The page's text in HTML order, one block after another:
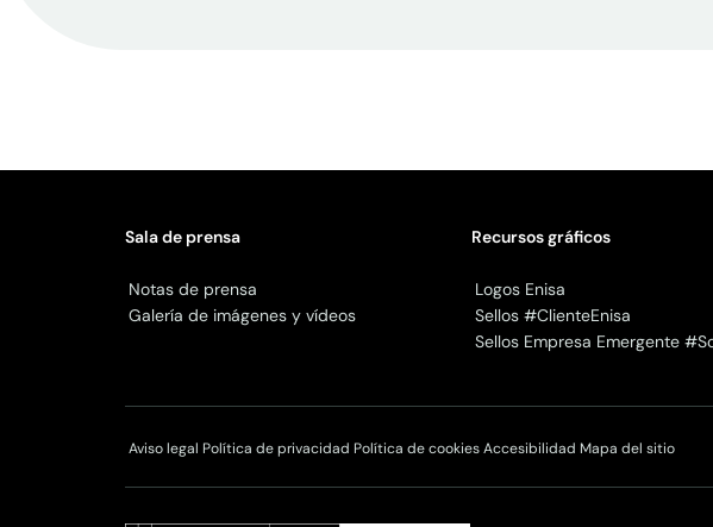
Sala de prensa
Notas de prensa
Galería de imágenes y vídeos
Recursos gráficos
Logos Enisa
Sellos #ClienteEnisa
Sellos Empresa Emergente
Aviso legal Política de privacidad Política de cookies Accesibilidad Mapa del sitio